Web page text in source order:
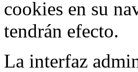
cookies en su
tendrán efecto.
La interfaz